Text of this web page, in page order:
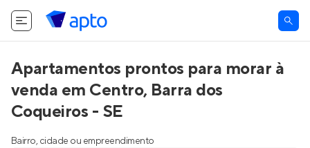
Apartamentos prontos para morar à
venda em Centro, Barra dos
Coqueiros - SE
Bairro, cidade ou empreendimento